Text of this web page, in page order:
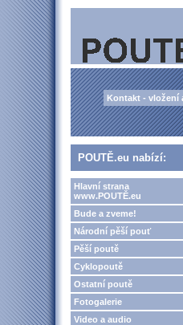
Kontakt - vložení
POUTĚ.eu nabízí:
Hlavní strana
www.POUTĚ.eu
Bude a zveme!
Národní pěší pouť
Pěší poutě
Cyklopoutě
Ostatní poutě
Fotogalerie
Video a audio